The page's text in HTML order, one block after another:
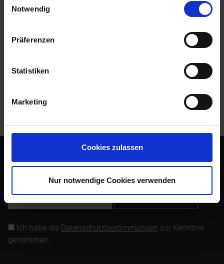
Cookies, wenn Sie unsere Webseite weiterhin nutzen.
Notwendig
Präferenzen
Statistiken
Marketing
Cookies zulassen
Nur notwendige Cookies verwenden
Bewertungen lesen, schreiben und diskutieren...
mehr
Abonnieren Sie den kostenlosen Newsletter und verpassen
Ich habe die Datenschutzbestimmungen zur Kenntnis
genommen.